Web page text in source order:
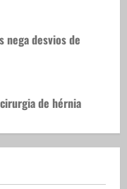
nega desvios de
de hérnia